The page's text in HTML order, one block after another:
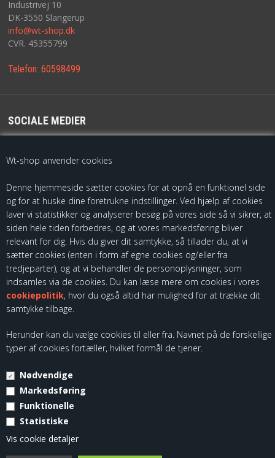
Wt-shop anvender cookies
Denne hjemmeside sætter cookies for at opnå en funktionel side
og for at huske dine foretrukne indstillinger. Ved hjælp af cookies
laver vi statistikker og analyserer besøg på vores side så vi sikrer, at
siden hele tiden forbedres, og at vores markedsføring bliver
relevant for dig. Hvis du giver dit samtykke, så tillader du, at vi
sætter cookies (enten i form af egne cookies og/eller fra
tredjeparter), og at vi behandler de personoplysninger, som
indsamles via de cookies. Du kan læse mere om cookies i vores
cookiepolitik, hvor du også altid har mulighed for at trække dit
samtykke tilbage.
Herunder kan du vælge cookies til eller fra. Navnet på de forskellige
typer af cookies fortæller, hvilket formål de tjener.
Nødvendige
Markedsføring
Funktionelle
Statistiske
Vis cookie detaljer
Industrivej 10
DK-3550 Slangerup
info@wt-shop.dk
CVR. 45355799
Telefon: 60598499
SOCIALE MEDIER
Som importør af fødevarekontaktmaterialer, skal vi være registreret
hos Fødevarestyrelsen. Du kan finde vores kontrolrapporter ved at
følge dette link:
© Copyright 2026 - Kloch Group ApS - CVR. 45355799.